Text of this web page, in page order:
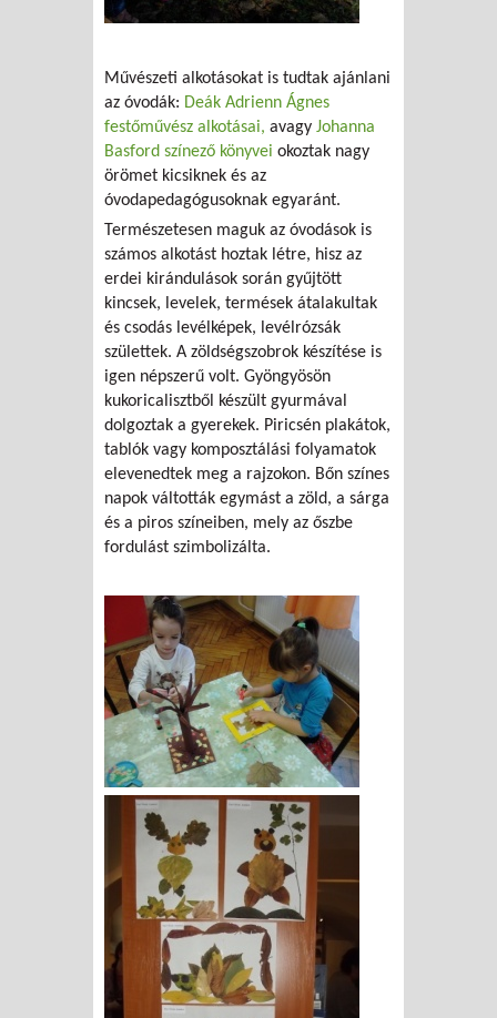
Művészeti alkotásokat is tudtak ajánlani
az óvodák: Deák Adrienn Ágnes
festőművész alkotásai, avagy Johanna
Basford színező könyvei okoztak nagy
örömet kicsiknek és az
óvodapedagógusoknak egyaránt.
Természetesen maguk az óvodások is
számos alkotást hoztak létre, hisz az
erdei kirándulások során gyűjtött
kincsek, levelek, termések átalakultak
és csodás levélképek, levélrózsák
születtek. A zöldségszobrok készítése is
igen népszerű volt. Gyöngyösön
kukoricalisztből készült gyurmával
dolgoztak a gyerekek. Piricsén plakátok,
tablók vagy komposztálási folyamatok
elevenedtek meg a rajzokon. Bőn színes
napok váltották egymást a zöld, a sárga
és a piros színeiben, mely az őszbe
fordulást szimbolizálta.